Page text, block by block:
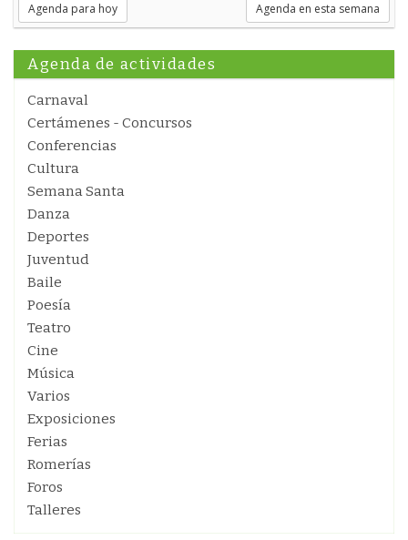
Agenda para hoy Agenda en esta semana
Agenda de actividades
Carnaval
Certámenes - Concursos
Conferencias
Cultura
Semana Santa
Danza
Deportes
Juventud
Baile
Poesía
Teatro
Cine
Música
Varios
Exposiciones
Ferias
Romerías
Foros
Talleres